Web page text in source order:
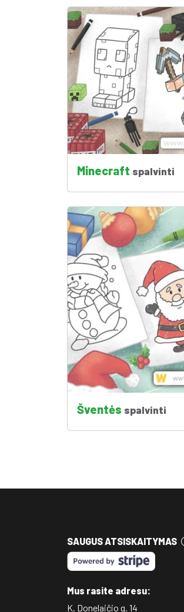
Minecraft spalvinti
Šventės spalvinti
SAUGUS ATSISKAITYMAS
Mus rasite adresu:
K. Donelaičio g. 14